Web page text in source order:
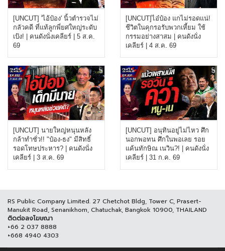
[UNCUT] 'ไอ้ป๋อง' นิ้วตำรวจไม่
กลัวคดี ที่แท้ลูกพี่ยศใหญ่ระดับ
เป้ง! | คนดังนั่งเคลียร์ | 5 ส.ค.
69
[UNCUT]ไอ๋ป๋อง แกไม่รอดแน่!
ชีวิตในคุกรอรับพวกเหี้ยม ใช้
กรรมอย่างสาสม | คนดังนั่ง
เคลียร์ | 4 ส.ค. 69
[UNCUT] นายใหญ่หนุนหลัง
กล้าทำชั่ว!! "ป๋อง-ธง" มีสิทธิ์
รอดโทษประหาร? | คนดังนั่ง
เคลียร์ | 3 ส.ค. 69
[UNCUT] อนุทินอยู่ไม่ไหว ศึก
นอกพอทน ศึกในพอเลย รอย
แค้นทักษิณ เนวิน?! | คนดังนั่ง
เคลียร์ | 31 ก.ค. 69
RS Public Company Limited. 27 Chetchot Bldg, Tower C, Prasert-
Manukit Road, Senanikhom, Chatuchak, Bangkok 10900, THAILAND
ติดต่อลงโฆษณา
+66 2 037 8888
+668 4940 4303